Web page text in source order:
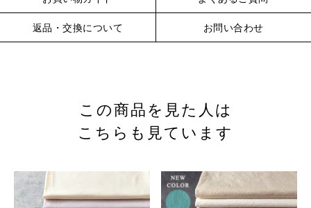
返品・交換について お問い合わせ
この商品を見た人は
こちらも見ています